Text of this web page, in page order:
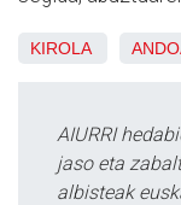
KIROLA
AIURRI
jaso eta
albisteak